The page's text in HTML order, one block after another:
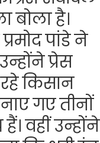
बोला है।
पांडे ने
प्रेस
किसान
गए तीनों
वहीं उन्होंने